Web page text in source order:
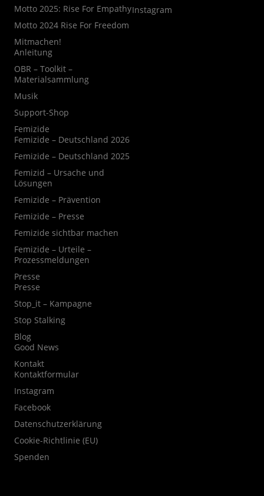
Motto 2025: Rise For Empathy
Motto 2024 Rise For Freedom
Mitmachen!
Anleitung
OBR – Toolkit –
Materialsammlung
Musik
Support-Shop
Femizide
Femizide – Deutschland 2026
Femizide – Deutschland 2025
Femizid – Ursache und
Lösungen
Femizide – Prävention
Femizide – Presse
Femizide sichtbar machen
Femizide – Urteile –
Prozessmeldungen
Presse
Presse
Stop_it – Kampagne
Stop Stalking
Blog
Good News
Kontakt
Kontaktformular
Instagram
Facebook
Datenschutzerklärung
Cookie-Richtlinie (EU)
Spenden
Instagram